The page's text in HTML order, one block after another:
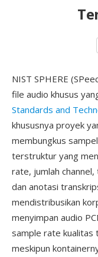
NIST SPHERE
file audio khusus
Standards and
khususnya proyek
membungkus
terstruktur yang
rate, jumlah
dan anotasi
mendistribusikan
menyimpan audio
sample rate kualitas
meskipun